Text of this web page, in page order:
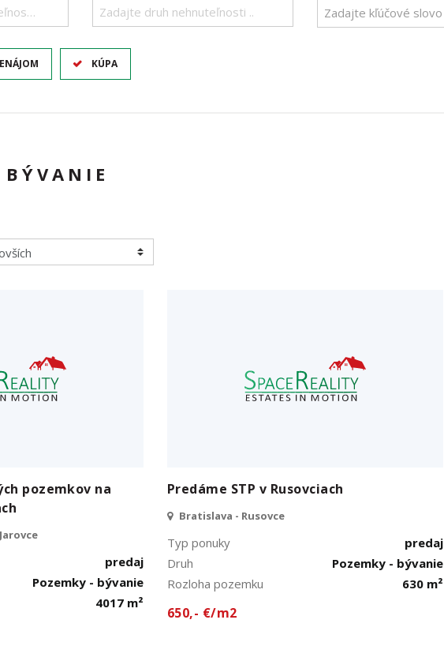
..
Zadajte druh nehnuteľnosti ..
KÚPA
pozemkov na
predaj
Pozemky - bývanie
4017 m²
Predáme STP v Rusovciach
Bratislava - Rusovce
Typ ponuky
predaj
Druh
Pozemky - bývanie
Rozloha pozemku
630 m²
650,- €/m2